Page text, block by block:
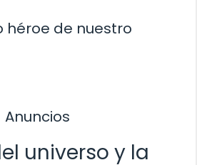
héroe de nuestro
Anuncios
universo y la